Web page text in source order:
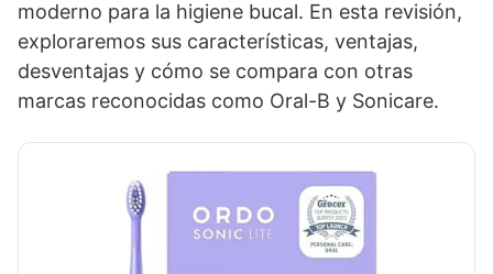
moderno para la higiene bucal. En esta revisión,
exploraremos sus características, ventajas,
desventajas y cómo se compara con otras
marcas reconocidas como Oral-B y Sonicare.